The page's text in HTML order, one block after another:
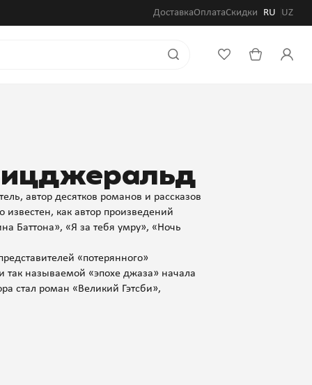
ДоставкаОплатаСкидки RU UZ
автор десятков романов и рассказов
как автор произведений
Баттона», «Я за тебя умру», «Ночь
«потерянного»
так называемой «эпохе джаза» начала
стал роман «Великий Гэтсби»,